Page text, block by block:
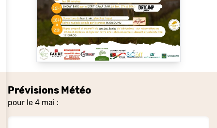
Prévisions Météo
pour le 4 mai :